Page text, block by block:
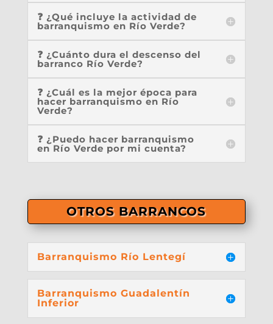
❓ ¿Qué incluye la actividad de
barranquismo en Río Verde?
❓ ¿Cuánto dura el descenso del
barranco Río Verde?
❓ ¿Cuál es la mejor época para
hacer barranquismo en Río
Verde?
❓ ¿Puedo hacer barranquismo
en Río Verde por mi cuenta?
OTROS BARRANCOS
Barranquismo Río Lentegí
Barranquismo Guadalentín
Inferior